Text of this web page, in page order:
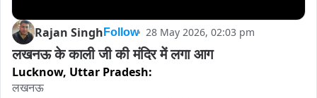
Rajan Singh Follow 28 May 2026, 02:03 pm
लखनऊ के काली जी की मंदिर में लगा आग
Lucknow, Uttar Pradesh:
लखनऊ